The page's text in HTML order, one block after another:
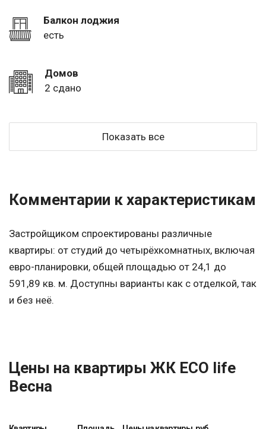
Балкон лоджия
есть
Домов
2 сдано
Показать все
Комментарии к характеристикам
Застройщиком спроектированы различные
квартиры: от студий до четырёхкомнатных, включая
евро-планировки, общей площадью от 24,1 до
591,89 кв. м. Доступны варианты как с отделкой, так
и без неё.
Цены на квартиры ЖК ECO life
Весна